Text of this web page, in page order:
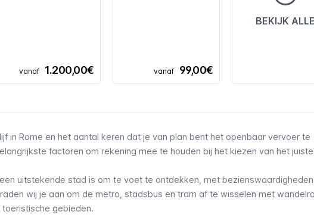
vanaf 1.200,00€ vanaf 99,00€
BEKIJK
in Rome en het aantal keren dat je van plan bent het openbaar vervoer te
factoren om rekening mee te houden bij het kiezen van het
uitstekende stad is om te voet te ontdekken, met
wij je aan om de metro stadsbus en tram af te wisselen met
gebieden.